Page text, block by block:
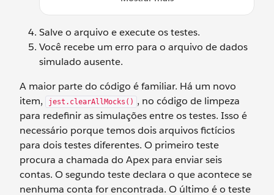
Salve o arquivo e execute os testes.
Você recebe um erro para o arquivo de dados
simulado ausente.
A maior parte do código é familiar. Há um novo
item,
jest.clearAllMocks() , no código de limpeza
para redefinir as simulações entre os testes. Isso é
necessário porque temos dois arquivos fictícios
para dois testes diferentes. O primeiro teste
procura a chamada do Apex para enviar seis
contas. O segundo teste declara o que acontece se
nenhuma conta for encontrada. O último é o teste